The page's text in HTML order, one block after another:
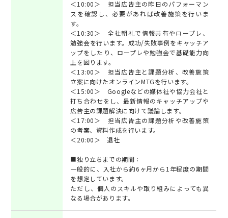
＜10:00＞ 担当広告主の昨日のパフォーマン
スを確認し、必要があれば改善施策を行いま
す。
＜10:30＞ 全社朝礼で情報共有やロープレ、
勉強会を行います。成功/失敗事例をキャッチア
ップをしたり、ロープレや勉強会で基礎能力向
上を図ります。
＜13:00＞ 担当広告主と課題分析、改善施策
立案に向けたオンラインMTGを行います。
＜15:00＞ Googleなどの媒体社や協力会社と
打ち合わせをし、最新情報のキャッチアップや
広告主の課題解決に向けて議論します。
＜17:00＞ 担当広告主の課題分析や改善施策
の考案、資料作成を行います。
＜20:00＞ 退社
■独り立ちまでの期間：
一般的に、入社から約6ヶ月から1年程度の期間
を想定しています。
ただし、個人のスキルや取り組みによっても異
なる場合があります。